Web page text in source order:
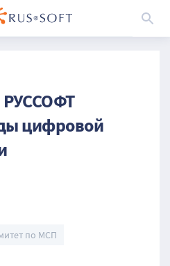
РУССОФТ
цифровой
по МСП